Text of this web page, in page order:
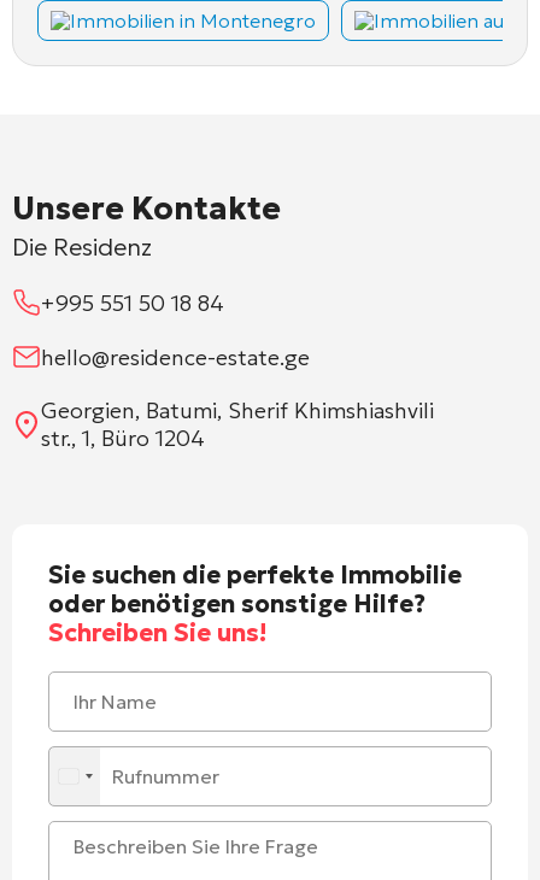
Immobilien in Montenegro Immobilien auf
Unsere Kontakte
Die Residenz
+995 551 50 18 84
hello@residence-estate.ge
Georgien, Batumi, Sherif Khimshiashvili
str., 1, Büro 1204
Sie suchen die perfekte Immobilie
oder benötigen sonstige Hilfe?
Schreiben Sie uns!